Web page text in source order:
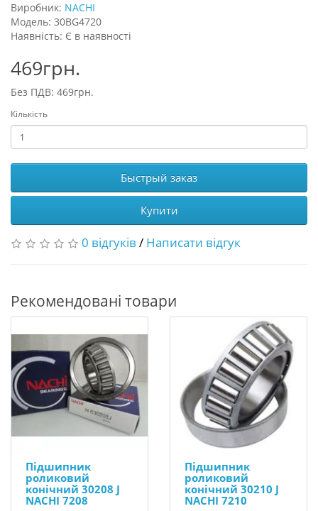
Виробник: NACHI
Модель: 30BG4720
Наявність: Є в наявності
469грн.
Без ПДВ: 469грн.
Кількість
Быстрый заказ
Купити
0 відгуків / Написати відгук
Рекомендовані товари
Підшипник
роликовий
конічний 30208 J
NACHI 7208
Підшипник
роликовий
конічний 30210 J
NACHI 7210